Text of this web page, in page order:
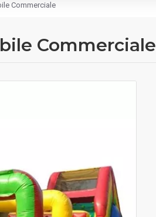
Commerciale
Commerciale